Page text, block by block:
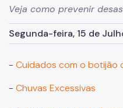
Trabalhos
Veja como prevenir
Segunda-feira, 15 de
- Cuidados com o botijão
- Chuvas Excessivas